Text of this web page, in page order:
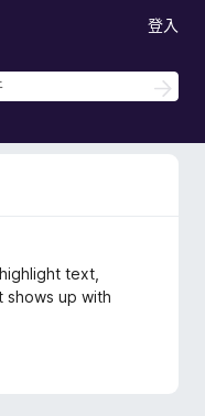
登入
搜
尋
text,
up with